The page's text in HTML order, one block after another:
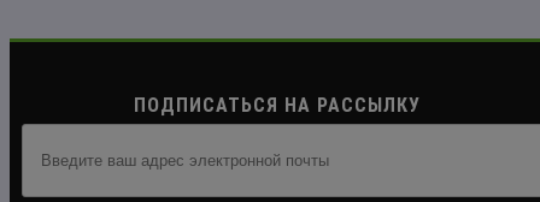
ПОДПИСАТЬСЯ НА РАССЫЛКУ